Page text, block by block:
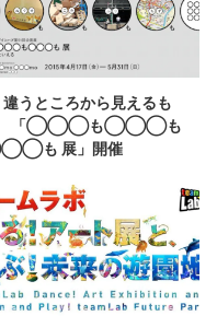
違うところから見えるも
「◯◯◯も◯◯◯も
も 展」開催